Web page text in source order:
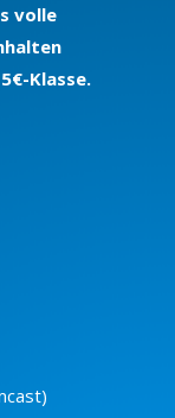
volle
Klasse.